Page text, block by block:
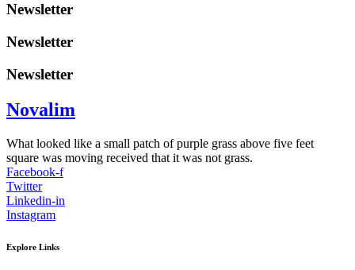
Newsletter
Newsletter
Newsletter
Novalim
What looked like a small patch of purple grass above five feet
square was moving received that it was not grass.
Facebook-f
Twitter
Linkedin-in
Instagram
Explore Links